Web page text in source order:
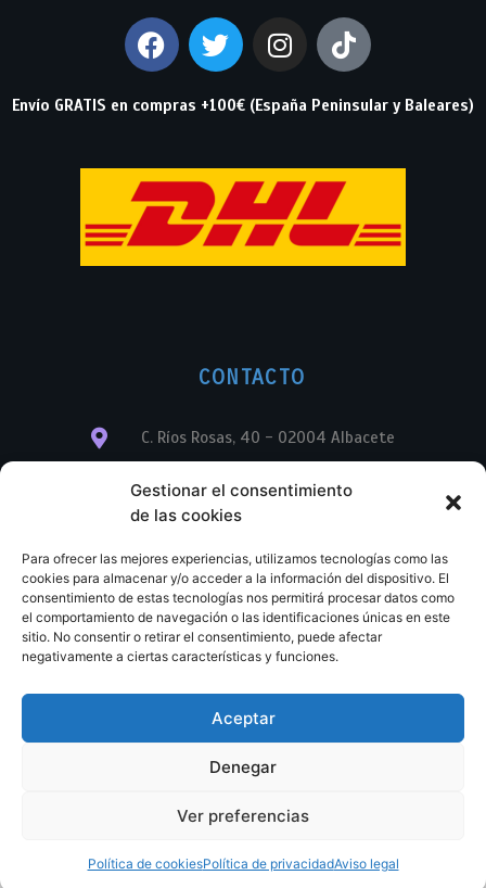
Gestionar el consentimiento
de las cookies
Para ofrecer las mejores experiencias, utilizamos tecnologías como las
cookies para almacenar y/o acceder a la información del dispositivo. El
consentimiento de estas tecnologías nos permitirá procesar datos como
el comportamiento de navegación o las identificaciones únicas en este
sitio. No consentir o retirar el consentimiento, puede afectar
negativamente a ciertas características y funciones.
Aceptar
Denegar
Ver preferencias
Política de cookiesPolítica de privacidadAviso legal
Envío GRATIS en compras +100€ (España Peninsular y Baleares)
CONTACTO
C. Ríos Rosas, 40 - 02004 Albacete
info@librerialegend.com
+34 600 875 604
+34 967 74 17 07
© Copyright – Libreria Legend – Web diseñada por